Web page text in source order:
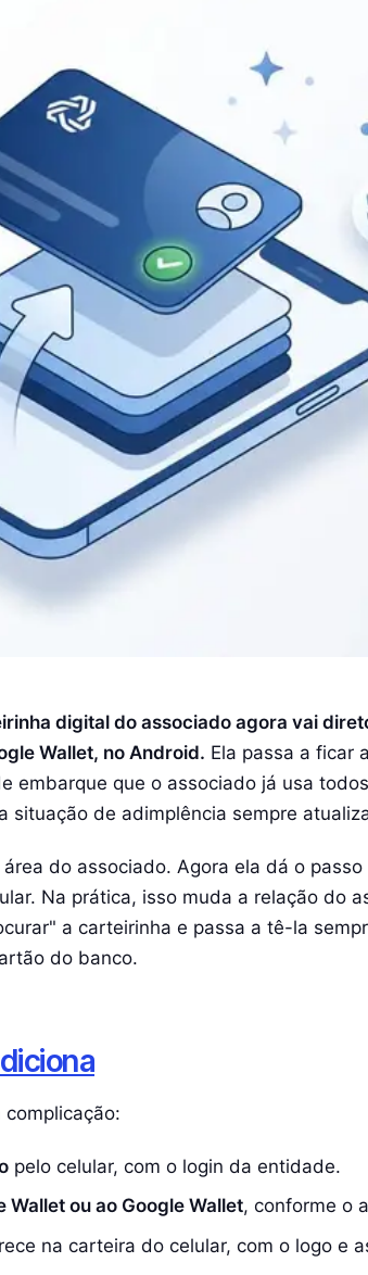
DOI · ISSN · ISBN
Registro Crossref
Site para associação
Site institucional integrado
Site para evento
Hotsite profissional
digital do associado agora vai
Wallet, no Android. Ela passa a ficar
embarque que o associado já usa
situação de adimplência sempre
do associado. Agora ela dá o
Na prática, isso muda a relação do
a carteirinha e passa a tê-la
do banco.
pelo celular, com o login da entidade.
ou ao Google Wallet, conforme o
na carteira do celular, com o logo e